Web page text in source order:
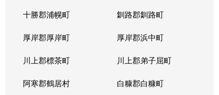
十勝郡浦幌町 釧路郡釧路町
厚岸郡厚岸町 厚岸郡浜中町
川上郡標茶町 川上郡弟子屈町
阿寒郡鶴居村 白糠郡白糠町